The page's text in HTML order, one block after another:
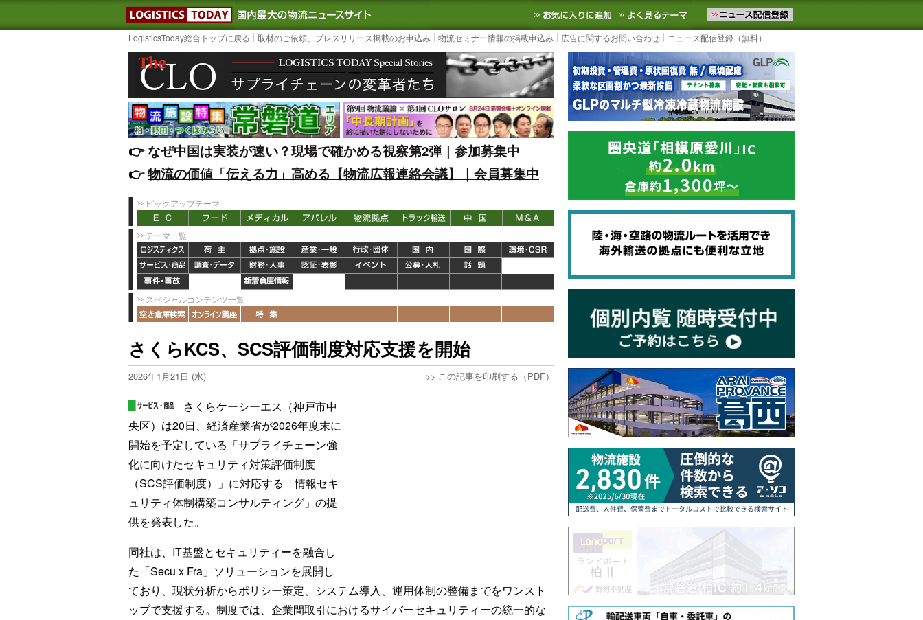
LOGISTICS TODAY｜国内最大の物流ニュースサイト3PL, SCMなど国内外の最新の物流ニュースをお届けします。物流ニュースメール配信を登録す
お気に入りに追加 よく見るテーマ
LogisticsToday総合トップに戻る 取材のご依頼、プレスリリース掲載のお申込み 物流セミナー情報の掲載申込み 広告に関するお問い合わせ ニュース配信登録（無料）
👉️なぜ中国は実装が速い？現場で確かめる視察第2弾｜参加募集中
👉️物流の価値「伝える力」高める【物流広報連絡会議】｜会員募集中
ピックアップテーマ
テーマ一覧
スペシャルコンテンツ一覧
さくらKCS、SCS評価制度対応支援を開始
2026年1月21日 (水) >> この記事を印刷する（PDF）
さくらケーシーエス（神戸市中
央区）は20日、経済産業省が2026年度末に
開始を予定している「サプライチェーン強
化に向けたセキュリティ対策評価制度
（SCS評価制度）」に対応する「情報セキ
ュリティ体制構築コンサルティング」の提
供を発表した。
同社は、IT基盤とセキュリティーを融合し
た「Secu x Fra」ソリューションを展開し
ており、現状分析からポリシー策定、システム導入、運用体制の整備までをワンスト
ップで支援する。制度では、企業間取引におけるサイバーセキュリティーの統一的な